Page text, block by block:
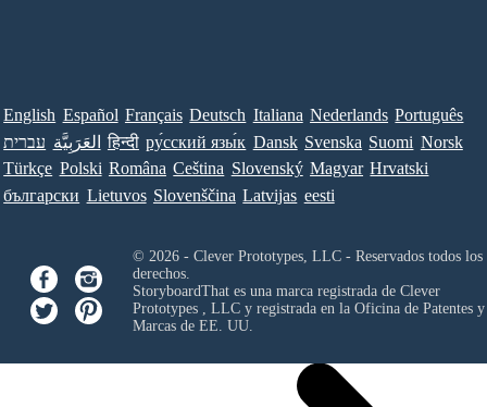
English Español Français Deutsch Italiana Nederlands Português
עברית العَرَبِيَّة हिन्दी ру́сский язы́к Dansk Svenska Suomi Norsk
Türkçe Polski Româna Ceština Slovenský Magyar Hrvatski
български Lietuvos Slovenščina Latvijas eesti
© 2026 - Clever Prototypes, LLC - Reservados todos los
derechos.
StoryboardThat es una marca registrada de Clever
Prototypes , LLCy registrada en la Oficina de Patentes y
Marcas de EE. UU.